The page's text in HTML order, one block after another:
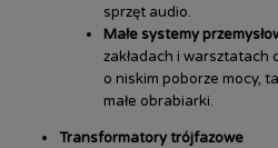
sprzęt audio.
Małe systemy
zakładach i warsztatach
o niskim poborze mocy,
małe obrabiarki.
Transformatory trójfazowe